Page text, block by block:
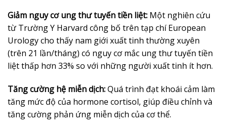
Giảm nguy cơ ung thư tuyến tiền liệt: Một nghiên cứu
từ Trường Y Harvard công bố trên tạp chí European
Urology cho thấy nam giới xuất tinh thường xuyên
(trên 21 lần/tháng) có nguy cơ mắc ung thư tuyến tiền
liệt thấp hơn 33% so với những người xuất tinh ít hơn.
Tăng cường hệ miễn dịch:Quá trình đạt khoái cảm làm
tăng mức độ của hormone cortisol, giúp điều chỉnh và
tăng cường phản ứng miễn dịch của cơ thể.